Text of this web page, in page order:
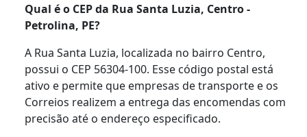
Qual é o CEP da Rua Santa Luzia, Centro -
Petrolina, PE?
A Rua Santa Luzia, localizada no bairro Centro,
possui o CEP 56304-100. Esse código postal está
ativo e permite que empresas de transporte e os
Correios realizem a entrega das encomendas com
precisão até o endereço especificado.